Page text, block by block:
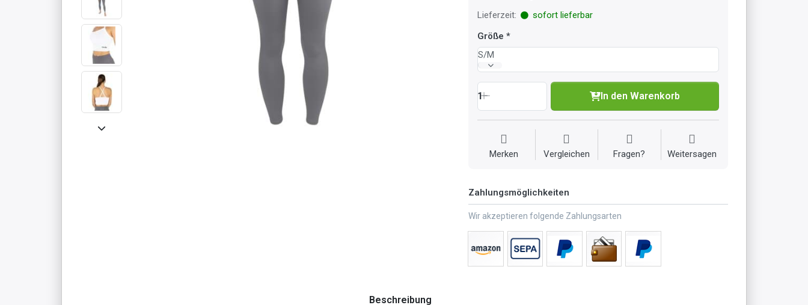
Lieferzeit:
sofort lieferbar
Größe
S/M
1 In den Warenkorb
Merken Vergleichen Fragen? Weitersagen
Zahlungsmöglichkeiten
Wir akzeptieren folgende Zahlungsarten
Beschreibung